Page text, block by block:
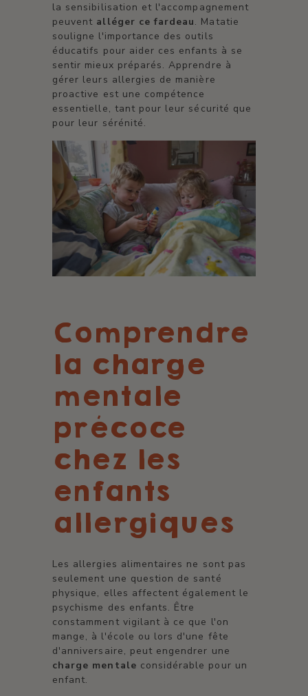
la sensibilisation et l'accompagnement
peuvent alléger ce fardeau. Matatie
souligne l'importance des outils
éducatifs pour aider ces enfants à se
sentir mieux préparés. Apprendre à
gérer leurs allergies de manière
proactive est une compétence
essentielle, tant pour leur sécurité que
pour leur sérénité.
Comprendre
la charge
mentale
précoce
chez les
enfants
allergiques
Les allergies alimentaires ne sont pas
seulement une question de santé
physique, elles affectent également le
psychisme des enfants. Être
constamment vigilant à ce que l'on
mange, à l'école ou lors d'une fête
d'anniversaire, peut engendrer une
charge mentale considérable pour un
enfant.